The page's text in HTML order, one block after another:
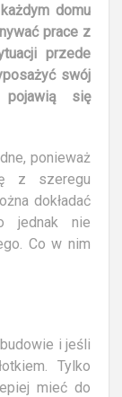
domu
prace z
przede
swój
się
ponieważ
z szeregu
dokładać
jednak nie
Co w nim
i jeśli
Tylko
mieć do